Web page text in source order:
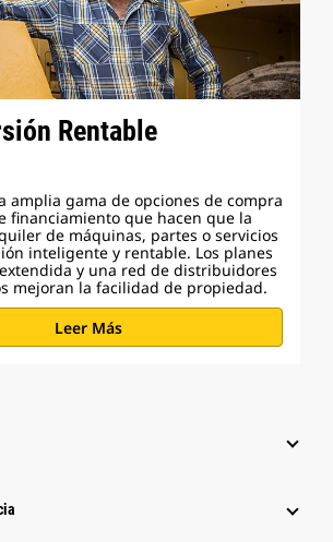
Rentable
amplia gama de opciones de compra
financiamiento que hacen que la
de máquinas, partes o servicios
inteligente y rentable. Los planes
y una red de distribuidores
mejoran la facilidad de propiedad.
Leer Más